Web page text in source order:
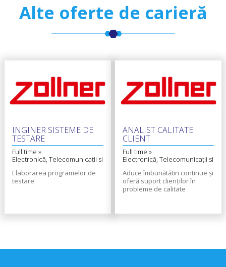
Alte oferte de carieră
INGINER SISTEME DE
TESTARE
Full time »
Electronică, Telecomunicații si
Elaborarea programelor de
testare
ANALIST CALITATE
CLIENT
Full time »
Electronică, Telecomunicații si
Aduce îmbunătătiri continue și
oferă suport clienților în
probleme de calitate